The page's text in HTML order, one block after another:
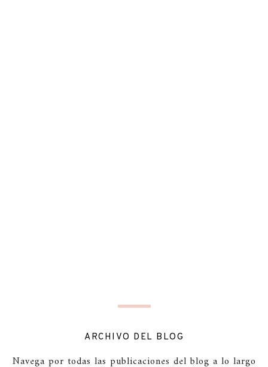
ARCHIVO DEL BLOG
Navega por todas las publicaciones del blog a lo largo